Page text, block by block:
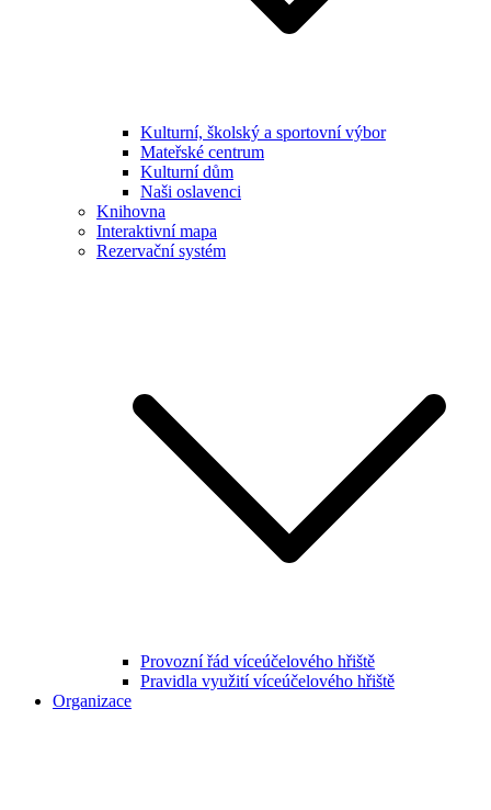
Kulturní, školský a sportovní výbor
Mateřské centrum
Kulturní dům
Naši oslavenci
Knihovna
Interaktivní mapa
Rezervační systém
Provozní řád víceúčelového hřiště
Pravidla využití víceúčelového hřiště
Organizace